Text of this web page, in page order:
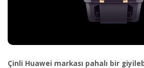
Çinli Huawei markası pahalı bir